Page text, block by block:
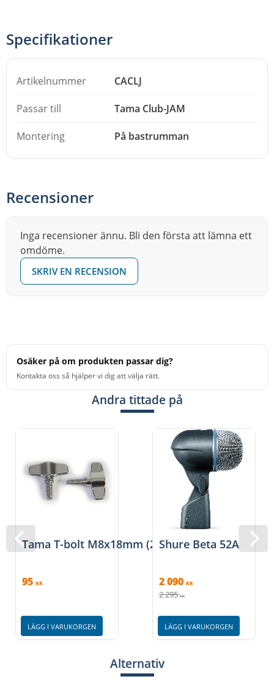
Specifikationer
Artikelnummer CACLJ
Passar till Tama Club-JAM
Montering På bastrumman
Recensioner
Inga recensioner ännu. Bli den första att lämna ett
omdöme.
SKRIV EN RECENSION
Osäker på om produkten passar dig?
Kontakta oss så hjälper vi dig att välja rätt.
Andra tittade på
Tama T-bolt M8x18mm (2), TS818P
95 KR
LÄGG I VARUKORGEN
Shure Beta 52A
2 090 KR
2 295 KR
LÄGG I VARUKORGEN
Alternativ